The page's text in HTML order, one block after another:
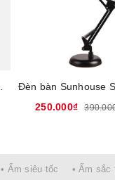
250.000₫
• Ấm siêu tốc • Ấm sắc